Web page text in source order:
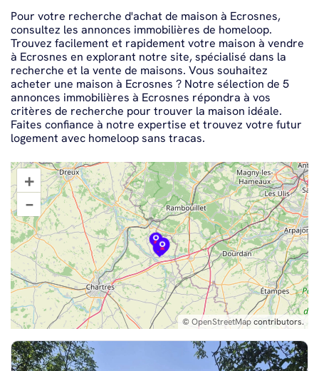
Pour votre recherche d'achat de maison à Ecrosnes,
consultez les annonces immobilières de homeloop.
Trouvez facilement et rapidement votre maison à vendre
à Ecrosnes en explorant notre site, spécialisé dans la
recherche et la vente de maisons. Vous souhaitez
acheter une maison à Ecrosnes ? Notre sélection de 5
annonces immobilières à Ecrosnes répondra à vos
critères de recherche pour trouver la maison idéale.
Faites confiance à notre expertise et trouvez votre futur
logement avec homeloop sans tracas.
+
–
©OpenStreetMapcontributors.